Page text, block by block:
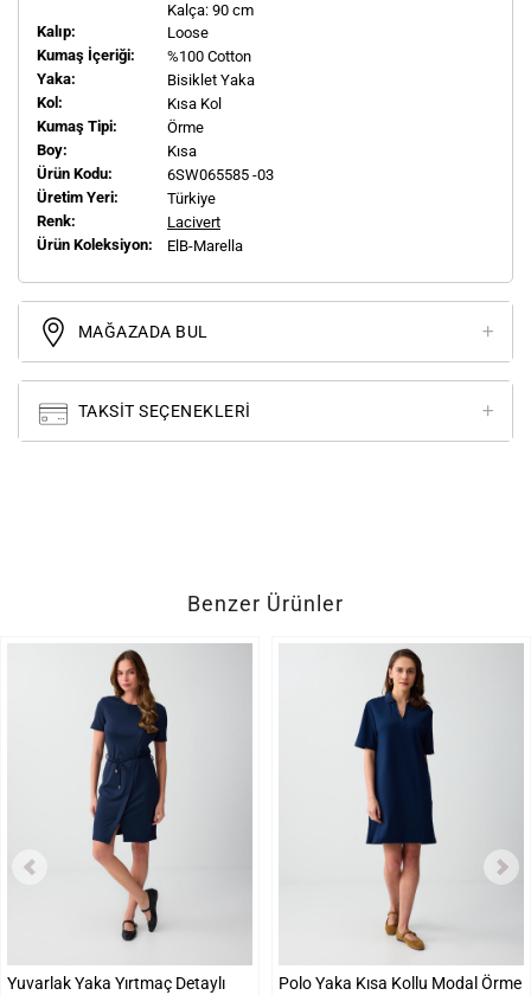
Kalça: 90 cm
Kalıp:
Loose
Kumaş İçeriği:
%100 Cotton
Yaka:
Bisiklet Yaka
Kol:
Kısa Kol
Kumaş Tipi:
Örme
Boy:
Kısa
Ürün Kodu:
6SW065585 -03
Üretim Yeri:
Türkiye
Renk:
Lacivert
Ürün Koleksiyon:
ElB-Marella
MAĞAZADA BUL
TAKSIT SEÇENEKLERI
Benzer Ürünler
Yuvarlak Yaka Yırtmaç Detaylı
Polo Yaka Kısa Kollu Modal Örme